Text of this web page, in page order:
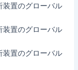
装置のグローバル
装置のグローバル
装置のグローバル